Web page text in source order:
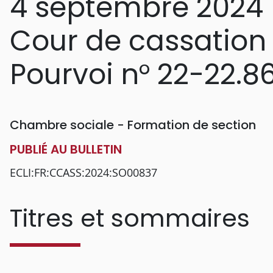
Cour de cassation
Pourvoi n° 22-
Chambre sociale - Formation de section
PUBLIÉ AU BULLETIN
ECLI:FR:CCASS:2024:SO00837
Titres et sommaires